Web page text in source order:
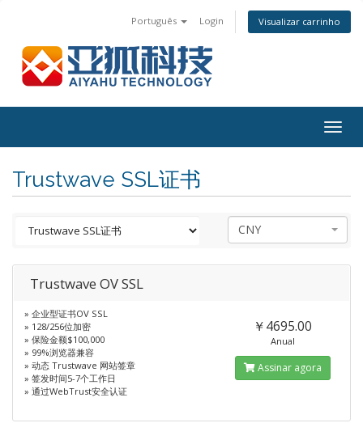
Português Login Visualizar carrinho
Trustwave SSL证书
CNY
Trustwave OV SSL
» 企业型证书OV SSL
» 128/256位加密
» 保险金额$100,000
» 99%浏览器兼容
» 动态 Trustwave 网站签章
» 签发时间5-7个工作日
» 通过WebTrust安全认证
￥4695.00
Anual
Assinar agora